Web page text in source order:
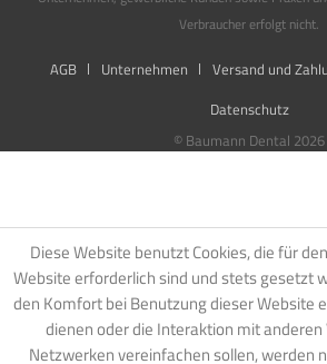
Verbraucher erfolgt nicht.
AGB Unternehmen
Versand und
Datenschutz
© Baumann Dental 2026
Diese Website benutzt Cookies, die für
Website erforderlich sind und stets gesetzt
den Komfort bei Benutzung dieser Website
dienen oder die Interaktion mit
Netzwerken vereinfachen sollen, werden